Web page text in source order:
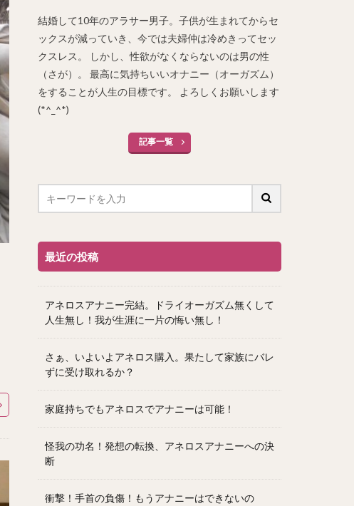
結婚して10年のアラサー男子。子供が生まれてからセ
ックスが減っていき、今では夫婦仲は冷めきってセッ
クスレス。 しかし、性欲がなくならないのは男の性
（さが）。 最高に気持ちいいオナニー（オーガズム）
をすることが人生の目標です。 よろしくお願いします
(*^_^*)
記事一覧
最近の投稿
アネロスアナニー完結。ドライオーガズム無くして
人生無し！我が生涯に一片の悔い無し！
さぁ、いよいよアネロス購入。果たして家族にバレ
ずに受け取れるか？
家庭持ちでもアネロスでアナニーは可能！
怪我の功名！発想の転換、アネロスアナニーへの決
断
衝撃！手首の負傷！もうアナニーはできないの